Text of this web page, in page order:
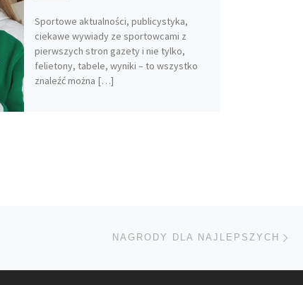
Sportowe aktualności, publicystyka,
ciekawe wywiady ze sportowcami z
pierwszych stron gazety i nie tylko,
felietony, tabele, wyniki – to wszystko
znaleźć można […]
NAGRODY DLA NAJLEPSZYCH